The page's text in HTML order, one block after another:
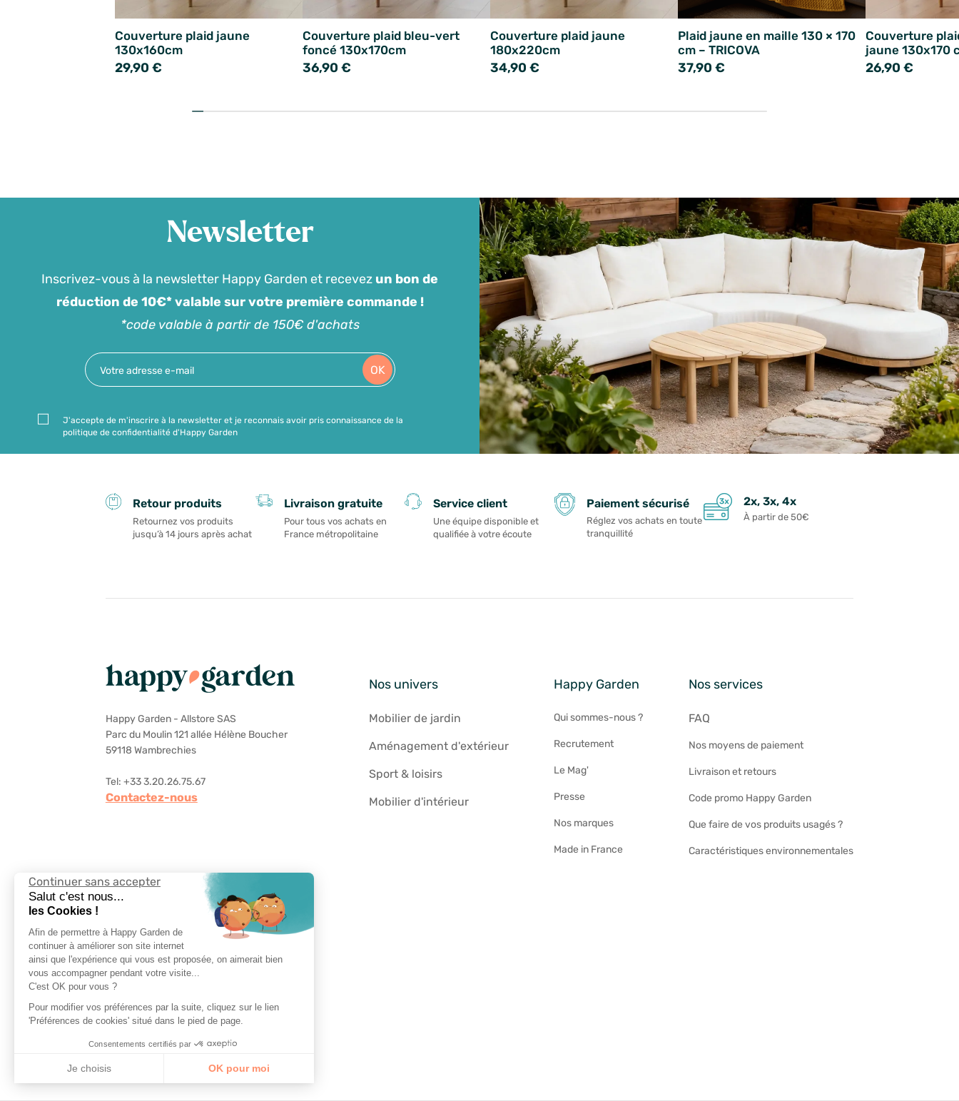
Continuer sans accepter
Salut c'est nous...
les Cookies !
Afin de permettre à Happy Garden de
continuer à améliorer son site internet
ainsi que l'expérience qui vous est proposée, on aimerait bien
vous accompagner pendant votre visite...
C'est OK pour vous ?
Pour modifier vos préférences par la suite, cliquez sur le lien
'Préférences de cookies' situé dans le pied de page.
Consentements certifiés par
Je choisis OK pour moi
Couverture plaid jaune
130x160cm
29,90 €
Couverture plaid bleu-vert
foncé 130x170cm
36,90 €
Couverture plaid jaune
180x220cm
34,90 €
Plaid jaune en maille 130 × 170
cm – TRICOVA
37,90 €
Couverture
jaune 130x170
26,90 €
Newsletter
Inscrivez-vous à la newsletter Happy Garden et recevez un bon de
réduction de 10€* valable sur votre première commande !
*code valable à partir de 150€ d'achats
OK
J'accepte de m'inscrire à la newsletter et je reconnais avoir pris connaissance de la
politique de confidentialité d'Happy Garden
Retour produits
Retournez vos produits
jusqu’à 14 jours après achat
Livraison gratuite
Pour tous vos achats en
France métropolitaine
Service client
Une équipe disponible et
qualifiée à votre écoute
Paiement sécurisé
Réglez vos achats en toute
tranquillité
2x, 3x, 4x
À partir de 50€
Happy Garden - Allstore SAS
Parc du Moulin 121 allée Hélène Boucher
59118 Wambrechies
Tel: +33 3.20.26.75.67
Contactez-nous
Nos univers
Mobilier de jardin
Aménagement d'extérieur
Sport & loisirs
Mobilier d'intérieur
Happy Garden
Qui sommes-nous ?
Recrutement
Le Mag'
Presse
Nos marques
Made in France
Nos services
FAQ
Nos moyens de paiement
Livraison et retours
Code promo Happy Garden
Que faire de vos produits usagés ?
Caractéristiques environnementales
Suivez-nous
Choisir la langue